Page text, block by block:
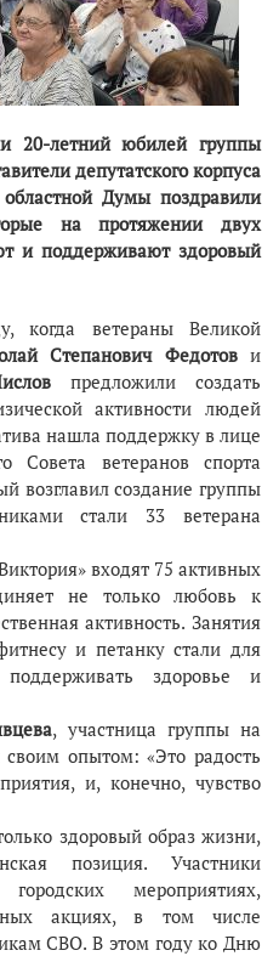
20-летний юбилей группы
депутатского корпуса
Думы поздравили
на протяжении двух
и поддерживают здоровый
когда ветераны Великой
Степанович Федотови
предложили создать
активности людей
нашла поддержку в лице
Совета ветеранов спорта
возглавил создание группы
стали 33 ветерана
входят 75 активных
не только любовь к
активность. Занятия
и петанку стали для
здоровье и
, участница группы на
опытом: «Это радость
и, конечно, чувство
здоровый образ жизни,
позиция. Участники
мероприятиях,
акциях, в том числе
СВО. В этом году ко Дню